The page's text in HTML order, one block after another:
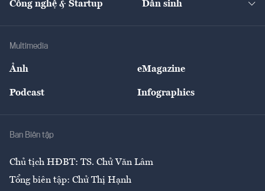
Tư vấn Nông sản
Giải trí
Công nghệ & Startup Dân sinh
Multimedia
Ảnh eMagazine
Podcast Infographics
Ban Biên tập
Chủ tịch HĐBT: TS. Chử Văn Lâm
Tổng biên tập: Chử Thị Hạnh